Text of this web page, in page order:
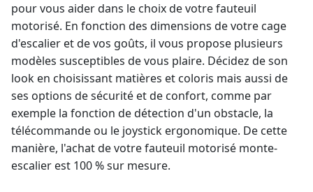
pour vous aider dans le choix de votre fauteuil
motorisé. En fonction des dimensions de votre cage
d'escalier et de vos goûts, il vous propose plusieurs
modèles susceptibles de vous plaire. Décidez de son
look en choisissant matières et coloris mais aussi de
ses options de sécurité et de confort, comme par
exemple la fonction de détection d'un obstacle, la
télécommande ou le joystick ergonomique. De cette
manière, l'achat de votre fauteuil motorisé monte-
escalier est 100 % sur mesure.